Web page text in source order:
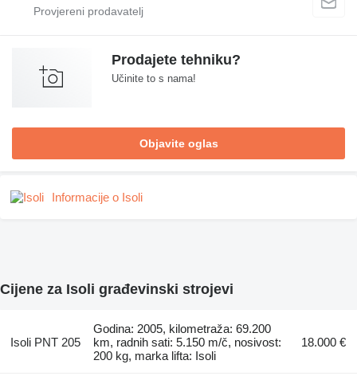
Prodajete tehniku?
Učinite to s nama!
Objavite oglas
Informacije o Isoli
Cijene za Isoli građevinski strojevi
Isoli PNT 205
Godina: 2005, kilometraža: 69.200
km, radnih sati: 5.150 m/č, nosivost:
200 kg, marka lifta: Isoli
18.000 €